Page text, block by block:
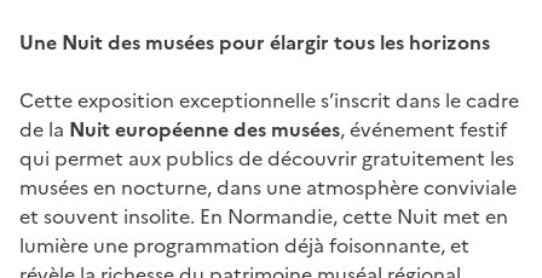
Une Nuit des musées pour élargir tous les horizons
Cette exposition exceptionnelle s’inscrit dans le cadre
de la Nuit européenne des musées, événement festif
qui permet aux publics de découvrir gratuitement les
musées en nocturne, dans une atmosphère conviviale
et souvent insolite. En Normandie, cette Nuit met en
lumière une programmation déjà foisonnante, et